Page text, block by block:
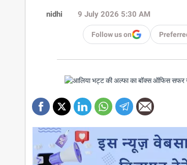
nidhi 9 July 2026 5:30 AM
Follow us on